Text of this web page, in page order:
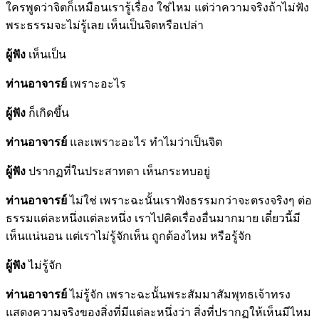
ใครพูดว่าจิตก็เหมือนเรารู้เรื่อง ใช่ไหม แต่ว่าความจริงถ้าไม่ฟัง
พระธรรมจะไม่รู้เลย เห็นเป็นจิตหรือเปล่า
ผู้ฟัง เห็นเป็น
ท่านอาจารย์ เพราะอะไร
ผู้ฟัง ก็เกิดขึ้น
ท่านอาจารย์ และเพราะอะไร ทำไมว่าเป็นจิต
ผู้ฟัง ปรากฏที่ในประสาทตา เห็นกระทบอยู่
ท่านอาจารย์ไม่ใช่ เพราะฉะนั้นเราฟังธรรมกว่าจะตรงจริงๆ ต่อ
ธรรมแต่ละหนึ่งแต่ละหนึ่ง เราไปคิดเรื่องอื่นมากมาย เดี๋ยวนี้มี
เห็นแน่นอน แต่เราไม่รู้จักเห็น ถูกต้องไหม หรือรู้จัก
ผู้ฟังไม่รู้จัก
ท่านอาจารย์ไม่รู้จัก เพราะฉะนั้นพระสัมมาสัมพุทธเจ้าทรง
แสดงความจริงของสิ่งที่มีแต่ละหนึ่งว่า สิ่งที่ปรากฏให้เห็นมีไหม